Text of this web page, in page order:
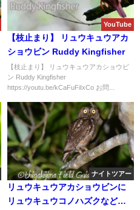
YouTube
【枝止まり】 リュウキュウアカ
ショウビン Ruddy Kingfisher
【枝止まり】 リュウキュウアカショウビ
ン Ruddy Kingfisher
https://youtu.be/kCaFuFiIxCo お問...
ナイトツアー
リュウキュウアカショウビンに
リュウキュウコノハズクなど夜